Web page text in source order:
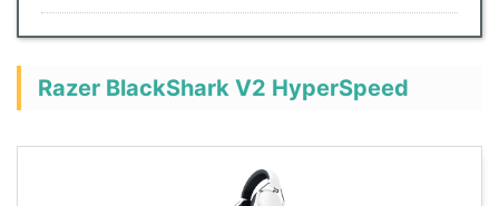
Razer BlackShark V2 HyperSpeed